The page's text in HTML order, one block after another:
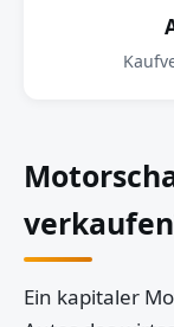
Ein kapitaler